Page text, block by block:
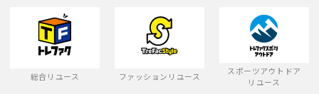
総合リユース ファッションリユース
スポーツアウトドア
リユース